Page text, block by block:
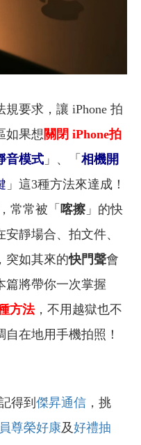
規要求，讓 iPhone 拍
如果想關閉 iPhone拍
音模式 」、「 相機開
」這3種方法來達成！
常常被「 喀擦」的快
靜場合、拍文件、
， 突如其來的快門聲會
篇將帶你一次掌握
方法，不用越獄也不
自在地用手機拍照！
得到 傑昇通信 ，挑
尊榮好康及好禮抽